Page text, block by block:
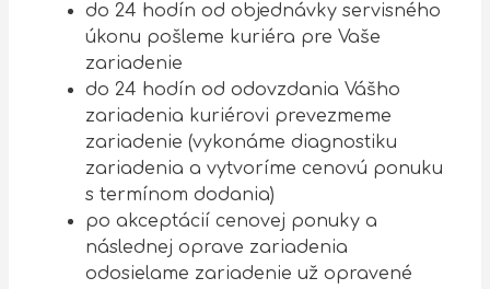
do 24 hodín od objednávky servisného
úkonu pošleme kuriéra pre Vaše
zariadenie
do 24 hodín od odovzdania Vášho
zariadenia kuriérovi prevezmeme
zariadenie (vykonáme diagnostiku
zariadenia a vytvoríme cenovú ponuku
s termínom dodania)
po akceptácií cenovej ponuky a
následnej oprave zariadenia
odosielame zariadenie už opravené